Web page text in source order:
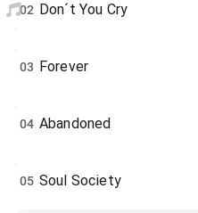
02 Don´t You Cry
03 Forever
04 Abandoned
05 Soul Society